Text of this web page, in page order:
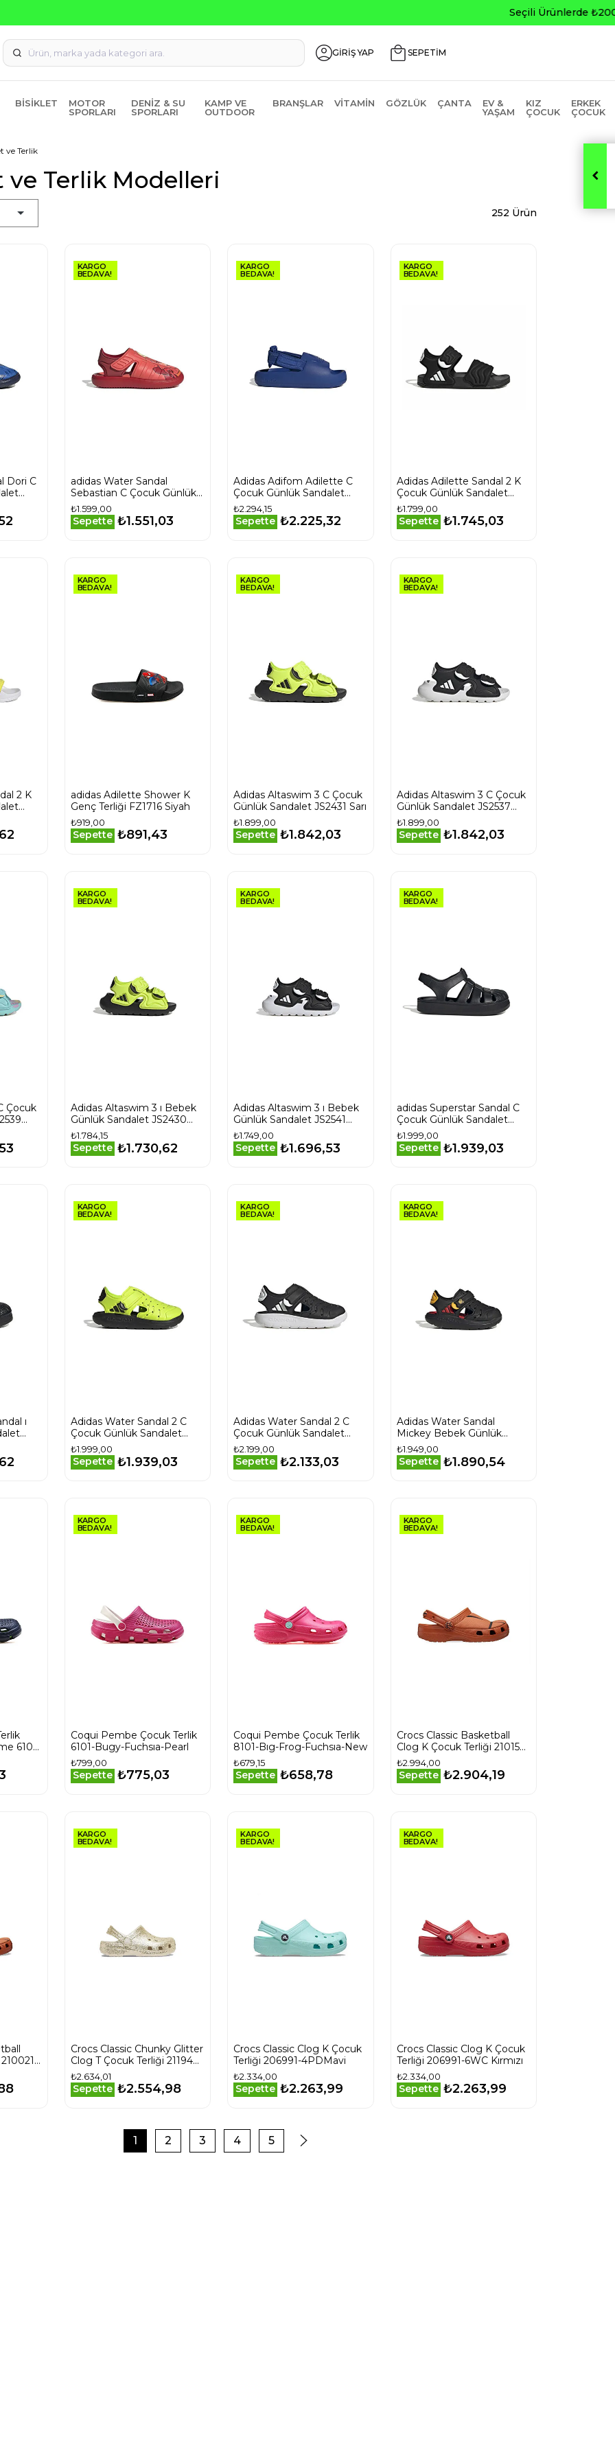
GİRİŞ YAP SEPETİM
BISIKLET
MOTOR
SPORLARI
DENIZ & SU
SPORLARI
KAMP VE
OUTDOOR
BRANŞLAR VITAMIN GÖZLÜK ÇANTA
EV &
YAŞAM
KIZ
ÇOCUK
ERKEK
ÇOCUK
ve Terlik
ve Terlik Modelleri
252 Ürün
KARGO
BEDAVA!
adidas Water Sandal
Sebastian C Çocuk Günlük
Sandalet IH1232 Kırmızı
₺1.599,00
Sepette ₺1.551,03
KARGO
BEDAVA!
Adidas Adifom Adilette C
Çocuk Günlük Sandalet
IH8904 Mavi
₺2.294,15
Sepette ₺2.225,32
KARGO
BEDAVA!
Adidas Adilette Sandal 2 K
Çocuk Günlük Sandalet
HQ0114 Siyah
₺1.799,00
Sepette ₺1.745,03
2 K
KARGO
BEDAVA!
adidas Adilette Shower K
Genç Terliği FZ1716 Siyah
₺919,00
Sepette ₺891,43
KARGO
BEDAVA!
Adidas Altaswim 3 C Çocuk
Günlük Sandalet JS2431 Sarı
₺1.899,00
Sepette ₺1.842,03
KARGO
BEDAVA!
Adidas Altaswim 3 C Çocuk
Günlük Sandalet JS2537
Siyah
₺1.899,00
Sepette ₺1.842,03
Çocuk
KARGO
BEDAVA!
Adidas Altaswim 3 ı Bebek
Günlük Sandalet JS2430
Sarı
₺1.784,15
Sepette ₺1.730,62
KARGO
BEDAVA!
Adidas Altaswim 3 ı Bebek
Günlük Sandalet JS2541
Siyah
₺1.749,00
Sepette ₺1.696,53
KARGO
BEDAVA!
adidas Superstar Sandal C
Çocuk Günlük Sandalet
JS2844 Siyah
₺1.999,00
Sepette ₺1.939,03
ı
KARGO
BEDAVA!
Adidas Water Sandal 2 C
Çocuk Günlük Sandalet
HQ4994 Sarı
₺1.999,00
Sepette ₺1.939,03
KARGO
BEDAVA!
Adidas Water Sandal 2 C
Çocuk Günlük Sandalet
JP9417 Siyah
₺2.199,00
Sepette ₺2.133,03
KARGO
BEDAVA!
Adidas Water Sandal
Mickey Bebek Günlük
Sandalet JQ4399 Siyah
₺1.949,00
Sepette ₺1.890,54
6101-
KARGO
BEDAVA!
Coqui Pembe Çocuk Terlik
6101-Bugy-Fuchsıa-Pearl
₺799,00
Sepette ₺775,03
KARGO
BEDAVA!
Coqui Pembe Çocuk Terlik
8101-Bıg-Frog-Fuchsıa-New
₺679,15
Sepette ₺658,78
KARGO
BEDAVA!
Crocs Classic Basketball
Clog K Çocuk Terliği 210156-
805 Turuncu
₺2.994,00
Sepette ₺2.904,19
KARGO
BEDAVA!
Crocs Classic Chunky Glitter
Clog T Çocuk Terliği 211940-
0LHBej
₺2.634,01
Sepette ₺2.554,98
KARGO
BEDAVA!
Crocs Classic Clog K Çocuk
Terliği 206991-4PDMavi
₺2.334,00
Sepette ₺2.263,99
KARGO
BEDAVA!
Crocs Classic Clog K Çocuk
Terliği 206991-6WC Kırmızı
₺2.334,00
Sepette ₺2.263,99
1 2 3 4 5